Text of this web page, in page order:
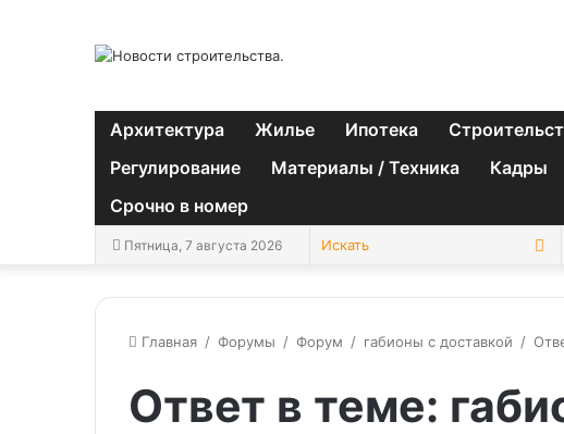
Архитектура Жилье Ипотека
Регулирование
Материалы / Техника Кадры
Срочно в номер
Пятница, 7 августа 2026
Главная / Форумы / Форум / габионы с доставкой /
Ответ в теме: